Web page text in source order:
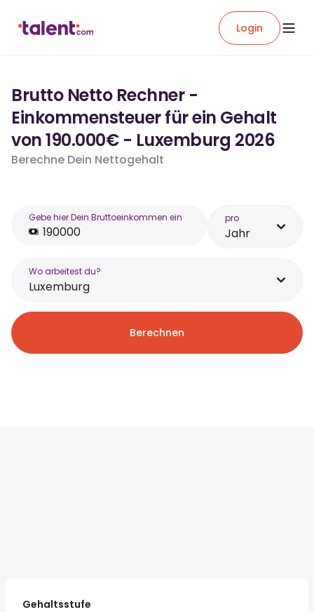
Login
Brutto Netto Rechner -
Einkommensteuer für ein Gehalt
von 190.000€ - Luxemburg 2026
Berechne Dein Nettogehalt
Gebe hier Dein Bruttoeinkommen ein pro
Jahr
Wo arbeitest du?
Luxemburg
Berechnen
Gehaltsstufe